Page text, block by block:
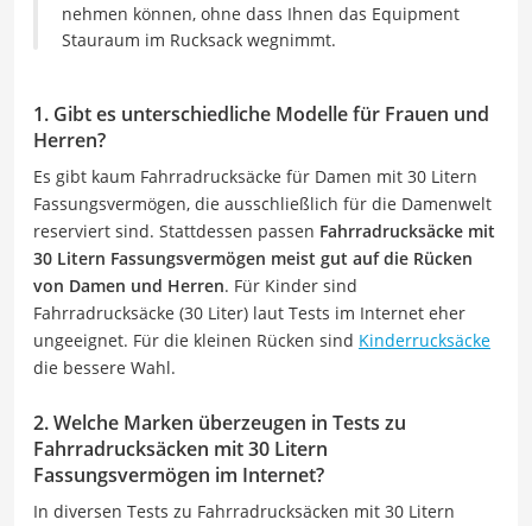
nehmen können, ohne dass Ihnen das Equipment
Stauraum im Rucksack wegnimmt.
1. Gibt es unterschiedliche Modelle für Frauen und
Herren?
Es gibt kaum Fahrradrucksäcke für Damen mit 30 Litern
Fassungsvermögen, die ausschließlich für die Damenwelt
reserviert sind. Stattdessen passen Fahrradrucksäcke mit
30 Litern Fassungsvermögen meist gut auf die Rücken
von Damen und Herren. Für Kinder sind
Fahrradrucksäcke (30 Liter) laut Tests im Internet eher
ungeeignet. Für die kleinen Rücken sind Kinderrucksäcke
die bessere Wahl.
2. Welche Marken überzeugen in Tests zu
Fahrradrucksäcken mit 30 Litern
Fassungsvermögen im Internet?
In diversen Tests zu Fahrradrucksäcken mit 30 Litern